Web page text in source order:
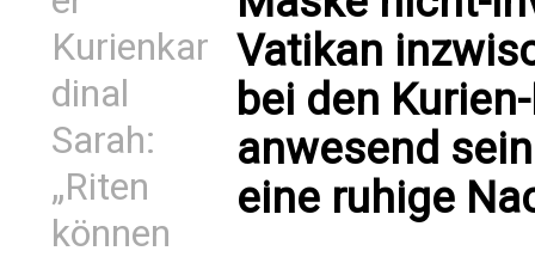
Kurienkar
dinal
Sarah:
„Riten
können
Vatikan
bei den
anwesend
eine ruhige